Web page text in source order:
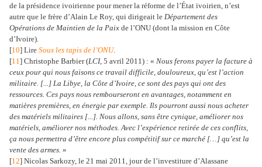
de la présidence ivoirienne pour mener la réforme de l’État ivoirien, n’est
autre que le frère d’Alain Le Roy, qui dirigeait le Département des
Opérations de Maintien de la Paix de l’ONU (dont la mission en Côte
d’Ivoire).
[10] Lire Sous les tapis de l’ONU.
[11] Christophe Barbier (LCI, 5 avril 2011) : « Nous ferons payer la facture à
ceux pour qui nous faisons ce travail difficile, douloureux, qu’est l’action
militaire. [...] La Libye, la Côte d’Ivoire, ce sont des pays qui ont des
ressources. Ces pays nous rembourseront en avantages, notamment en
matières premières, en énergie par exemple. Ils pourront aussi nous acheter
des matériels militaires [...]. Nous allons, sans être cynique, améliorer nos
matériels, améliorer nos méthodes. Avec l’expérience retirée de ces conflits,
ça nous permettra d’être encore plus compétitif sur ce marché […] qu’est la
vente des armes. »
[12] Nicolas Sarkozy, le 21 mai 2011, jour de l’investiture d’Alassane